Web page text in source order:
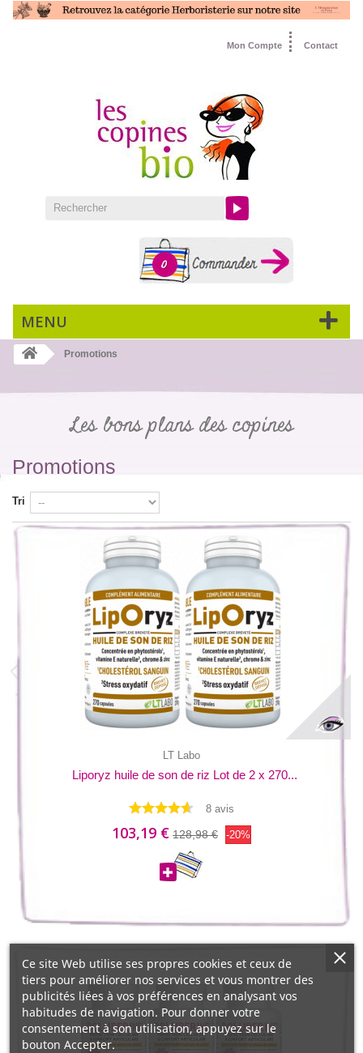
Contact
Mon Compte
0
MENU
Promotions
Les bons plans des copines
Promotions
Tri
LT Labo
Liporyz huile de son de riz Lot de 2 x 270...
8 avis
103,19 € 128,98 € -20%
Ce site Web utilise ses propres cookies et ceux de
tiers pour améliorer nos services et vous montrer des
publicités liées à vos préférences en analysant vos
habitudes de navigation. Pour donner votre
consentement à son utilisation, appuyez sur le
bouton Accepter.